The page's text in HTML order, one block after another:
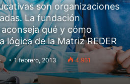
son organizaciones
La fundación
qué y cómo
lógica de la Matriz REDER
1 febrero, 2013 4.961